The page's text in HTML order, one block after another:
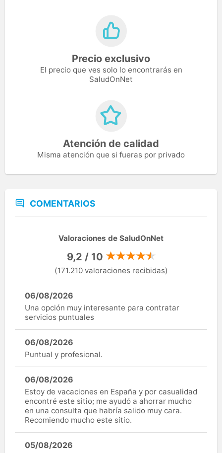
Precio exclusivo
El precio que ves solo lo encontrarás en
SaludOnNet
Atención de calidad
Misma atención que si fueras por privado
COMENTARIOS
Valoraciones de SaludOnNet
9,2 / 10
(171.210 valoraciones recibidas)
06/08/2026
Una opción muy interesante para contratar
servicios puntuales
06/08/2026
Puntual y profesional.
06/08/2026
Estoy de vacaciones en España y por casualidad
encontré este sitio; me ayudó a ahorrar mucho
en una consulta que habría salido muy cara.
Recomiendo mucho este sitio.
05/08/2026